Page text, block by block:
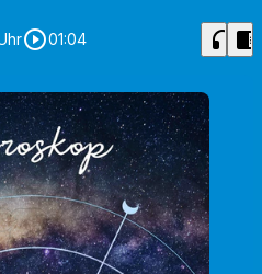
play_circle_outline01:04 headphones chrome_reader_mode